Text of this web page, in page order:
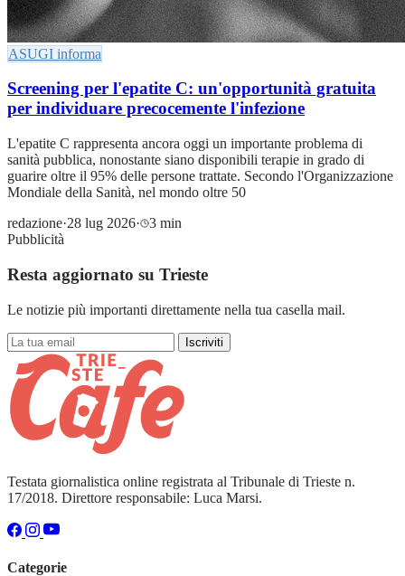
ASUGI informa
Screening per l'epatite C: un'opportunità gratuita
per individuare precocemente l'infezione
L'epatite C rappresenta ancora oggi un importante problema di
sanità pubblica, nonostante siano disponibili terapie in grado di
guarire oltre il 95% delle persone trattate. Secondo l'Organizzazione
Mondiale della Sanità, nel mondo oltre 50
redazione·28 lug 2026·
3 min
Pubblicità
Resta aggiornato su Trieste
Le notizie più importanti direttamente nella tua casella mail.
Iscriviti
Testata giornalistica online registrata al Tribunale di Trieste n.
17/2018. Direttore responsabile: Luca Marsi.
Categorie